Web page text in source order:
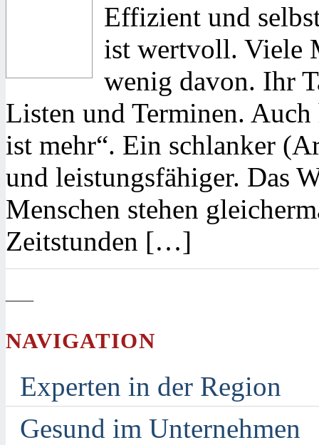
Effizient und
ist wertvoll. Viele
wenig davon. Ihr
Listen und Terminen.
ist mehr“. Ein schlanker
und leistungsfähiger. Das
Menschen stehen
Zeitstunden […]
—
NAVIGATION
Experten in der Region
Gesund im Unternehmen